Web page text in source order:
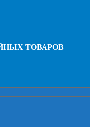
ТОВАРОВ